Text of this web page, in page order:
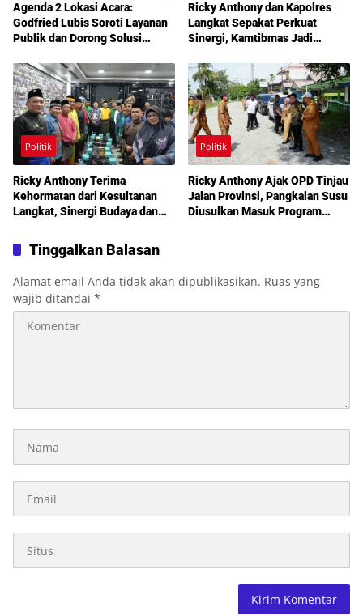
Agenda 2 Lokasi Acara:
Godfried Lubis Soroti Layanan
Publik dan Dorong Solusi
DPRD Medan
Ricky Anthony dan Kapolres
Langkat Sepakat Perkuat
Sinergi, Kamtibmas Jadi
Politik
Ricky Anthony Terima
Kehormatan dari Kesultanan
Langkat, Sinergi Budaya dan
Diperkuat
Politik
Ricky Anthony Ajak OPD Tinjau
Jalan Provinsi, Pangkalan Susu
Diusulkan Masuk Program
Tinggalkan Balasan
Alamat email Anda tidak akan dipublikasikan. Ruas yang
wajib ditandai *